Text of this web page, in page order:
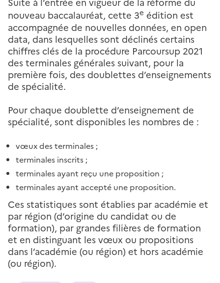
Suite à l’entrée en vigueur de la réforme du
nouveau baccalauréat, cette 3e édition est
accompagnée de nouvelles données, en open
data, dans lesquelles sont déclinés certains
chiffres clés de la procédure Parcoursup 2021
des terminales générales suivant, pour la
première fois, des doublettes d’enseignements
de spécialité.
Pour chaque doublette d’enseignement de
spécialité, sont disponibles les nombres de :
vœux des terminales ;
terminales inscrits ;
terminales ayant reçu une proposition ;
terminales ayant accepté une proposition.
Ces statistiques sont établies par académie et
par région (d’origine du candidat ou de
formation), par grandes filières de formation
et en distinguant les vœux ou propositions
dans l’académie (ou région) et hors académie
(ou région).